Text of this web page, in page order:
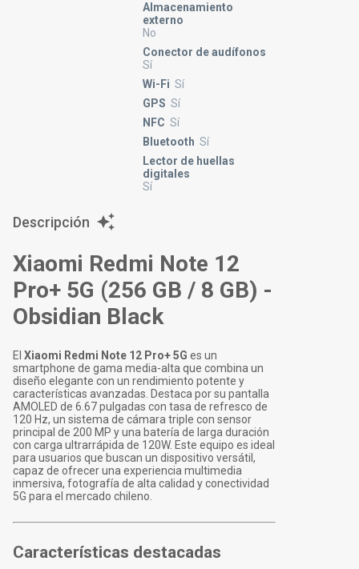
Almacenamiento
externo
No
Conector de audífonos
Sí
Wi-Fi Sí
GPS Sí
NFC Sí
Bluetooth Sí
Lector de huellas
digitales
Sí
Descripción
Xiaomi Redmi Note 12
Pro+ 5G (256 GB / 8 GB) -
Obsidian Black
El Xiaomi Redmi Note 12 Pro+ 5G es un
smartphone de gama media-alta que combina un
diseño elegante con un rendimiento potente y
características avanzadas. Destaca por su pantalla
AMOLED de 6.67 pulgadas con tasa de refresco de
120 Hz, un sistema de cámara triple con sensor
principal de 200 MP y una batería de larga duración
con carga ultrarrápida de 120W. Este equipo es ideal
para usuarios que buscan un dispositivo versátil,
capaz de ofrecer una experiencia multimedia
inmersiva, fotografía de alta calidad y conectividad
5G para el mercado chileno.
Características destacadas